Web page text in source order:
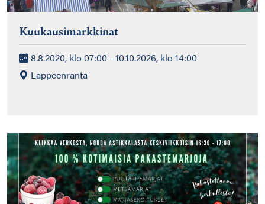
Kuukausimarkkinat
8.8.2020, klo 07:00 - 10.10.2026, klo 14:00
Lappeenranta